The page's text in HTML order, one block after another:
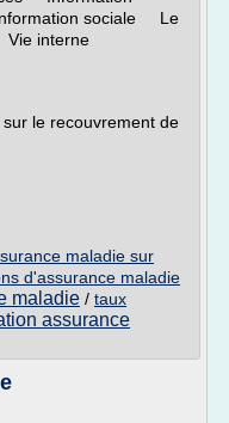
sociale Le
Vie interne
le recouvrement de
maladie sur
d'assurance maladie
maladie / taux
assurance